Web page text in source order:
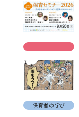
保育者の学び